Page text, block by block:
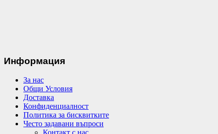
Информация
За нас
Общи Условия
Доставка
Конфиденциалност
Политика за бисквитките
Често задавани въпроси
Контакт с нас